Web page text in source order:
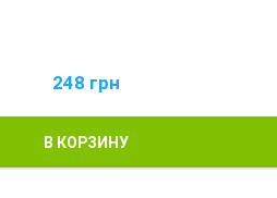
248 грн
В КОРЗИНУ